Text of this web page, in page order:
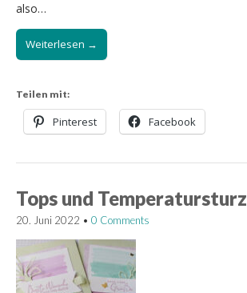
also…
Weiterlesen →
Teilen mit:
Pinterest Facebook
Tops und Temperatursturz
20. Juni 2022 • 0 Comments